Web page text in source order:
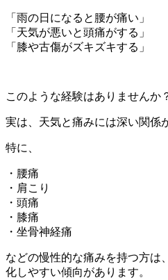
「雨の日になると腰が痛い」
「天気が悪いと頭痛がする」
「膝や古傷がズキズキする」
このような経験はありませんか
実は、天気と痛みには深い関係
特に、
・腰痛
・肩こり
・頭痛
・膝痛
・坐骨神経痛
などの慢性的な痛みを持つ方は
化しやすい傾向があります。